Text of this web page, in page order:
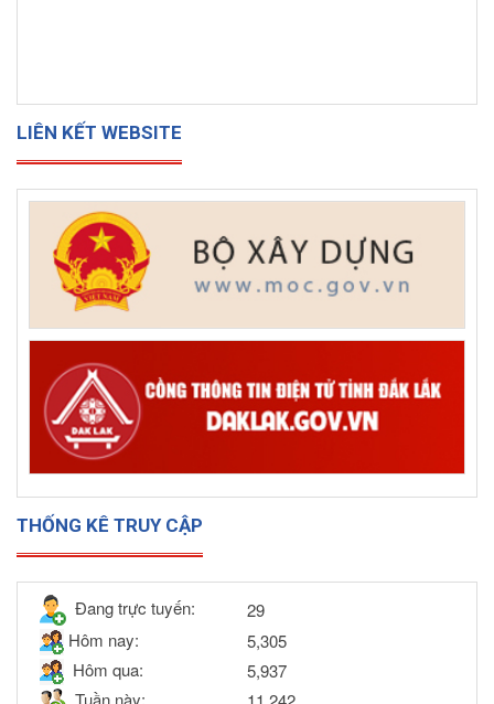
LIÊN KẾT WEBSITE
THỐNG KÊ TRUY CẬP
Đang trực tuyến:
29
Hôm nay:
5,305
Hôm qua:
5,937
Tuần này: